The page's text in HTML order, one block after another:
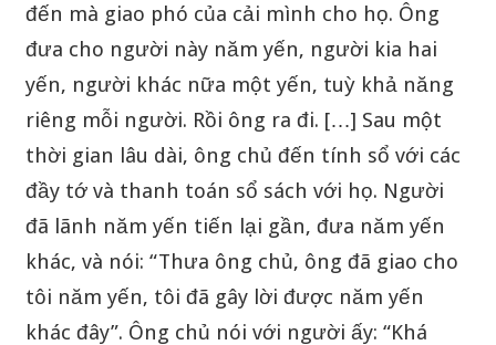
đến mà giao phó của cải mình cho họ. Ông
đưa cho người này năm yến, người kia hai
yến, người khác nữa một yến, tuỳ khả năng
riêng mỗi người. Rồi ông ra đi. […] Sau một
thời gian lâu dài, ông chủ đến tính sổ với các
đầy tớ và thanh toán sổ sách với họ. Người
đã lãnh năm yến tiến lại gần, đưa năm yến
khác, và nói: “Thưa ông chủ, ông đã giao cho
tôi năm yến, tôi đã gây lời được năm yến
khác đây”. Ông chủ nói với người ấy: “Khá